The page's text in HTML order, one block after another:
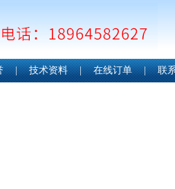
| 技术资料 | 在线订单 | 联